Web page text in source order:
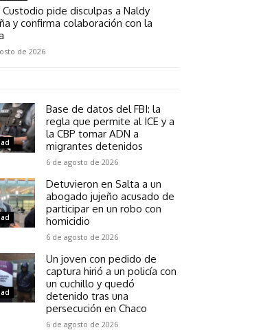
Custodio pide disculpas a Naldy
y confirma colaboración con la
de 2026
Base de datos del FBI: la
regla que permite al ICE y a
la CBP tomar ADN a
migrantes detenidos
6 de agosto de 2026
Detuvieron en Salta a un
abogado jujeño acusado de
participar en un robo con
homicidio
6 de agosto de 2026
Un joven con pedido de
captura hirió a un policía con
un cuchillo y quedó
detenido tras una
persecución en Chaco
6 de agosto de 2026